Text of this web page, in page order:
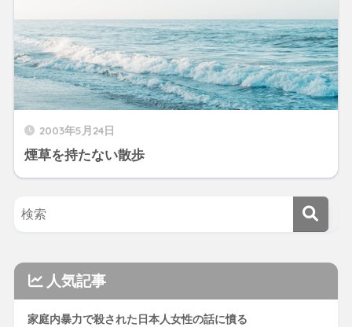
2003年5月24日
煙草を持たない散歩
人気記事
家庭内暴力で殺された日本人女性の話に憤る